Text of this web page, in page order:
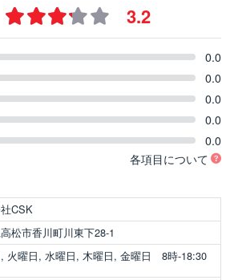
3.2
0.0
0.0
0.0
0.0
0.0
各項目について
CSK
松市香川町川東下28-1
, 火曜日, 水曜日, 木曜日, 金曜日 8時-18:30